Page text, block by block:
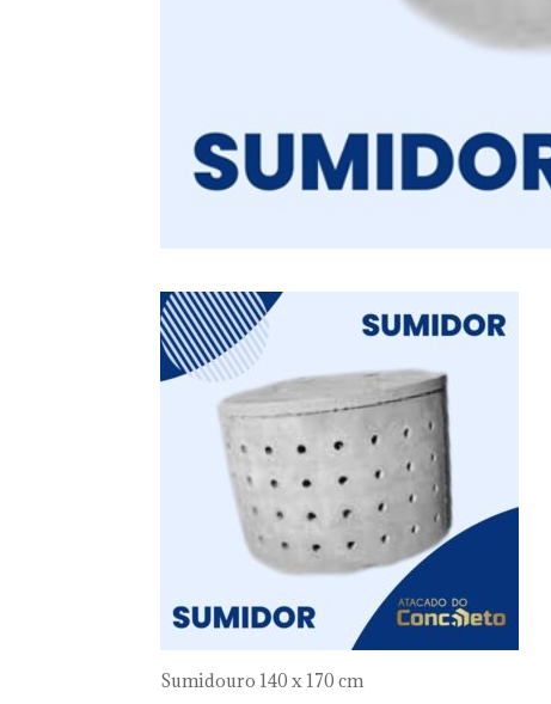
Sumidouro 140 x 170 cm